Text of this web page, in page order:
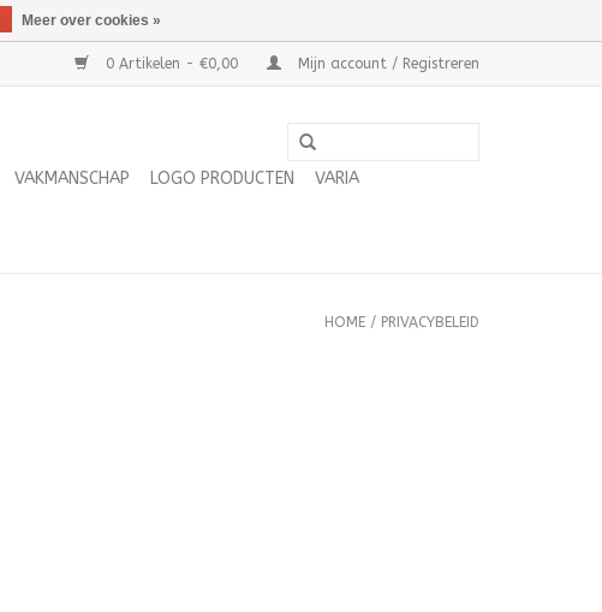
0 Artikelen - €0,00 Mijn account / Registreren
VAKMANSCHAP LOGO PRODUCTEN
VARIA
HOME / PRIVACYBELEID
Meer over cookies »